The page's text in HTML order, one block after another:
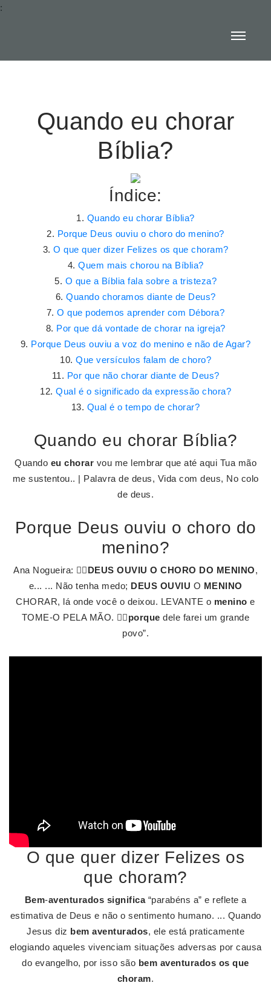
:
Quando eu chorar
Bíblia?
Índice:
Quando eu chorar Bíblia?
Porque Deus ouviu o choro do menino?
O que quer dizer Felizes os que choram?
Quem mais chorou na Bíblia?
O que a Bíblia fala sobre a tristeza?
Quando choramos diante de Deus?
O que podemos aprender com Débora?
Por que dá vontade de chorar na igreja?
Porque Deus ouviu a voz do menino e não de Agar?
Que versículos falam de choro?
Por que não chorar diante de Deus?
Qual é o significado da expressão chora?
Qual é o tempo de chorar?
Quando eu chorar Bíblia?
Quando eu chorar vou me lembrar que até aqui Tua mão
me sustentou.. | Palavra de deus, Vida com deus, No colo
de deus.
Porque Deus ouviu o choro do
menino?
Ana Nogueira: 👉🏼DEUS OUVIU O CHORO DO MENINO,
e... ... Não tenha medo; DEUS OUVIU O MENINO
CHORAR, lá onde você o deixou. LEVANTE o menino e
TOME-O PELA MÃO. 👉🏼porque dele farei um grande
povo”.
O que quer dizer Felizes os
que choram?
Bem-aventurados significa“parabéns a” e reflete a
estimativa de Deus e não o sentimento humano. ... Quando
Jesus diz bem aventurados, ele está praticamente
elogiando aqueles vivenciam situações adversas por causa
do evangelho, por isso são bem aventurados os que
choram.